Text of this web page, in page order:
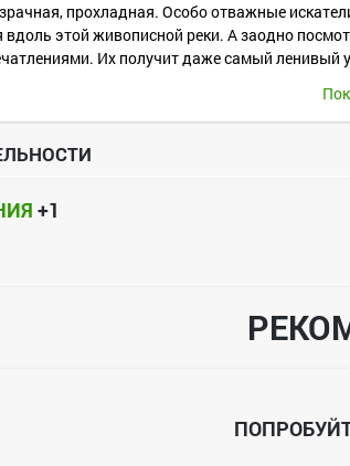
прохладная. Особо отважные
этой живописной реки. А заодно
Их получит даже самый ленивый
Воронеж - Кудыкина Гора - Воргольские
+1